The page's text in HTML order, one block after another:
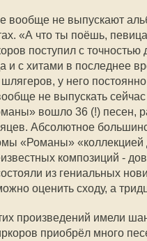
вообще не выпускают
«А что ты поёшь,
поступил с точностью
и с хитами в последнее
у него
не выпускать
вошло 36 (!) песен,
Абсолютное
«Романы» «коллекцией
композиций -
из гениальных
оценить сходу, а
произведений имели
приобрёл много